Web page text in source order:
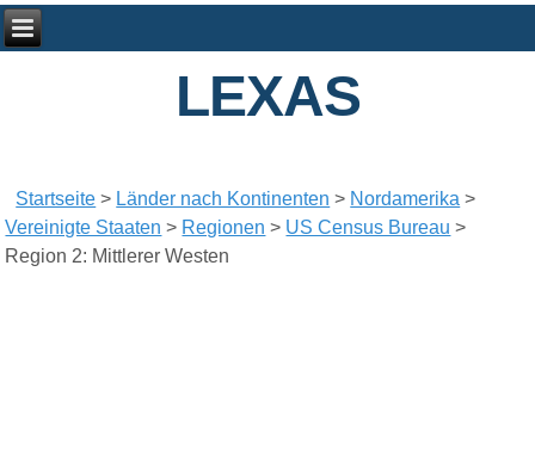
LEXAS
Startseite > Länder nach Kontinenten > Nordamerika >
Vereinigte Staaten > Regionen > US Census Bureau >
Region 2: Mittlerer Westen